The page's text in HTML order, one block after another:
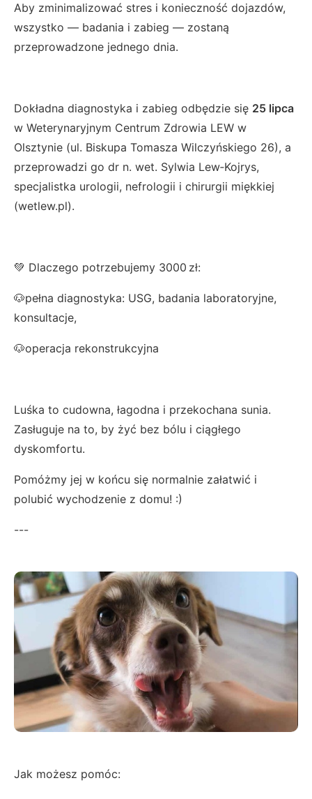
Aby zminimalizować stres i konieczność dojazdów,
wszystko — badania i zabieg — zostaną
przeprowadzone jednego dnia.
Dokładna diagnostyka i zabieg odbędzie się 25 lipca
w Weterynaryjnym Centrum Zdrowia LEW w
Olsztynie (ul. Biskupa Tomasza Wilczyńskiego 26), a
przeprowadzi go dr n. wet. Sylwia Lew‑Kojrys,
specjalistka urologii, nefrologii i chirurgii miękkiej
(wetlew.pl).
💚 Dlaczego potrzebujemy 3000 zł:
🐶pełna diagnostyka: USG, badania laboratoryjne,
konsultacje,
🐶operacja rekonstrukcyjna
Luśka to cudowna, łagodna i przekochana sunia.
Zasługuje na to, by żyć bez bólu i ciągłego
dyskomfortu.
Pomóżmy jej w końcu się normalnie załatwić i
polubić wychodzenie z domu! :)
---
Jak możesz pomóc: